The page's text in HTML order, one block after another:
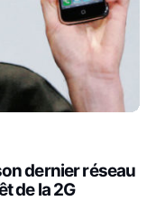
dernier réseau
de la 2G